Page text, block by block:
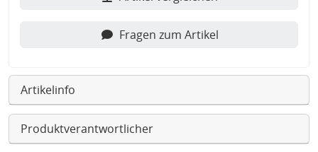
Fragen zum Artikel
Artikelinfo
Produktverantwortlicher